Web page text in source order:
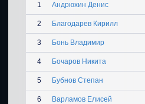
1 Андрюхин Денис
2 Благодарев Кирилл
3 Бонь Владимир
4 Бочаров Никита
5 Бубнов Степан
6 Варламов Елисей